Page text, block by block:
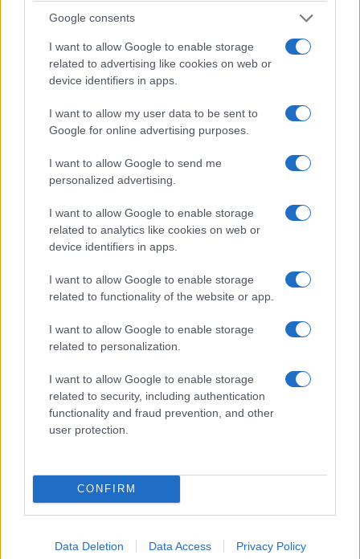
Google consents
I want to allow Google to enable storage
related to advertising like cookies on web or
device identifiers in apps.
I want to allow my user data to be sent to
Google for online advertising purposes.
I want to allow Google to send me
personalized advertising.
I want to allow Google to enable storage
related to analytics like cookies on web or
device identifiers in apps.
I want to allow Google to enable storage
related to functionality of the website or app.
I want to allow Google to enable storage
related to personalization.
I want to allow Google to enable storage
related to security, including authentication
functionality and fraud prevention, and other
user protection.
CONFIRM
Data Deletion Data Access Privacy Policy
άλλων συναδέλφων μας στο αστυνομικό τμήμα, …Διαβάστε
Περισσότερα...
ΑΝΗΚΕΙ ΣΤΗΝ ΚΑΤΗΓΟΡΙΑ: ΑΝΑΚΟΙΝΩΣΕΙΣ
ΕΠΙΣΗΜΑΣΜΕΝΟ ΜΕ: ΓΙΑΝΝΗΣ ΜΟΥΖΑΛΑΣ ,